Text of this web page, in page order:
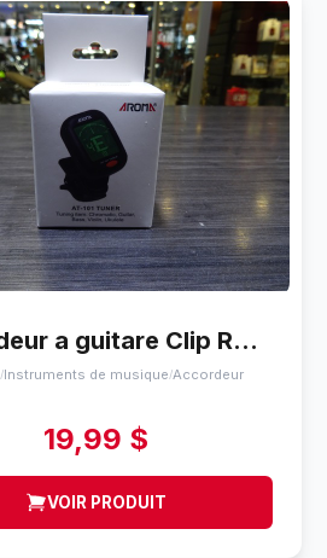
Accordeur a guitare Clip Rom at-101
/Instruments de musique/Accordeur
19,99 $
VOIR PRODUIT